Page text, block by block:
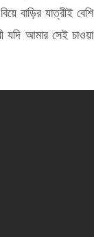
বাড়ির যাত্রীই বেশি
যদি আমার সেই চাওয়া